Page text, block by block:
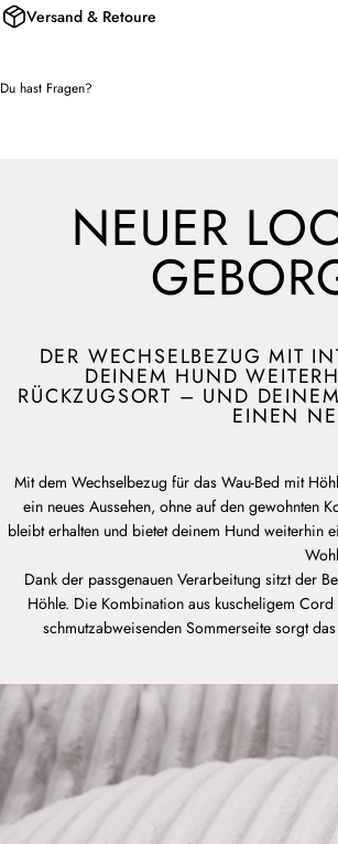
Versand & Retoure
Du hast Fragen?
NEUER
DER WECHSELBEZUG MIT
DEINEM HUND
RÜCKZUGSORT – UND
EINEN
Mit dem Wechselbezug für das Wau-Bed mit
ein neues Aussehen, ohne auf den gewohnten
bleibt erhalten und bietet deinem Hund weiterhin
Dank der passgenauen Verarbeitung sitzt der
Höhle. Die Kombination aus kuscheligem
schmutzabweisenden Sommerseite sorgt